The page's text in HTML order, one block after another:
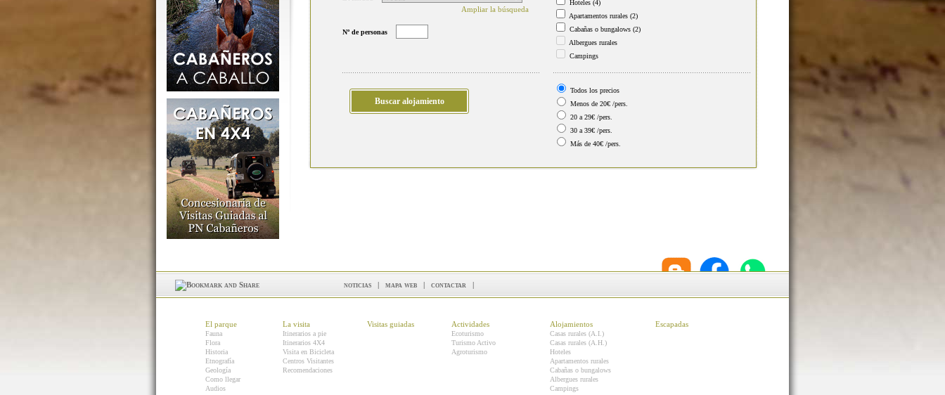
Ampliar la búsqueda
Nº de personas
Hoteles (4)
Apartamentos rurales (2)
Cabañas o bungalows (2)
Albergues rurales
Campings
Todos los precios
Menos de 20€ /pers.
20 a 29€ /pers.
30 a 39€ /pers.
Más de 40€ /pers.
noticias | mapa web | contactar |
El parque
Fauna
Flora
Historia
Etnografía
Geología
Como llegar
Audios
La visita
Itinerarios a pie
Itinerarios 4X4
Visita en Bicicleta
Centros Visitantes
Recomendaciones
Visitas guiadas Actividades
Ecoturismo
Turismo Activo
Agroturismo
Alojamientos
Casas rurales (A.I.)
Casas rurales (A.H.)
Hoteles
Apartamentos rurales
Cabañas o bungalows
Albergues rurales
Campings
Escapadas